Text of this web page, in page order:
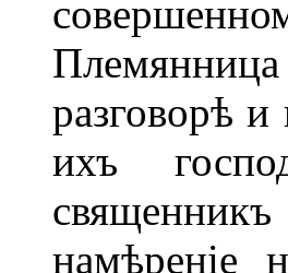
разговорѣ и
ихъ
намѣреніе